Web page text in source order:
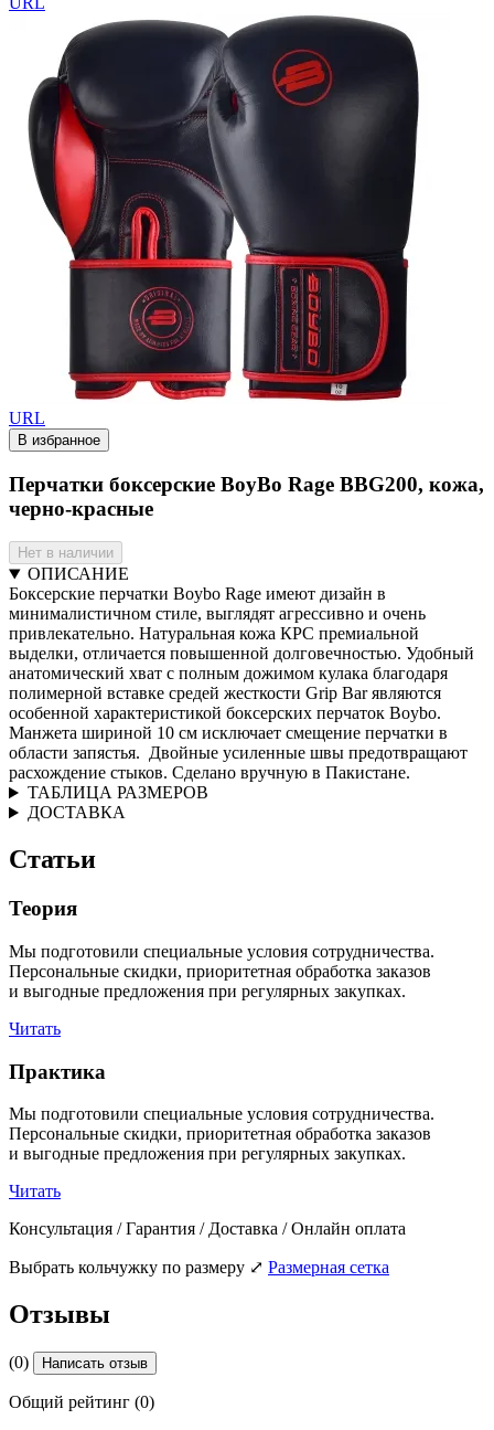
URL
В избранное
Перчатки боксерские BoyBo Rage BBG200, кожа,
черно-красные
Нет в наличии
ОПИСАНИЕ
Боксерские перчатки Boybo Rage имеют дизайн в
минималистичном стиле, выглядят агрессивно и очень
привлекательно. Натуральная кожа КРС премиальной
выделки, отличается повышенной долговечностью. Удобный
анатомический хват с полным дожимом кулака благодаря
полимерной вставке средей жесткости Grip Bar являются
особенной характеристикой боксерских перчаток Boybo.
Манжета шириной 10 см исключает смещение перчатки в
области запястья. Двойные усиленные швы предотвращают
расхождение стыков. Сделано вручную в Пакистане.
ТАБЛИЦА РАЗМЕРОВ
ДОСТАВКА
Статьи
Теория
Мы подготовили специальные условия сотрудничества.
Персональные скидки, приоритетная обработка заказов
и выгодные предложения при регулярных закупках.
Читать
Практика
Мы подготовили специальные условия сотрудничества.
Персональные скидки, приоритетная обработка заказов
и выгодные предложения при регулярных закупках.
Читать
Консультация / Гарантия / Доставка / Онлайн оплата
Выбрать кольчужку по размеру ⤢ Размерная сетка
Отзывы
(0) Написать отзыв
Общий рейтинг (0)